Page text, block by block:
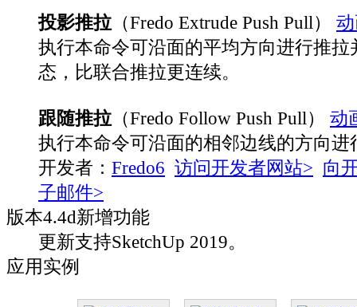
投影推拉 （Fredo Extrude Push Pull）
执行本命令可沿面的平均方向进行推拉
态，比联合推拉更连续。
跟随推拉 （Fredo Follow Push Pull）
动
执行本命令可沿面的相邻边线的方向进
开发者： Fredo6 访问开发者网站> 向
子邮件>
版本4.4d新增功能
更新支持SketchUp 2019。
应用实例